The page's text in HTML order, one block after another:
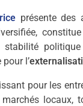
présente des
l’
pour les